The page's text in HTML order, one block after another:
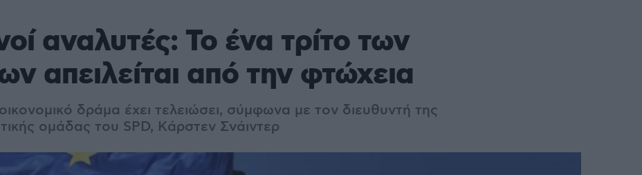
αναλυτές: Το ένα τρίτο των
απειλείται από την φτώχεια
δράμα έχει τελειώσει, σύμφωνα με τον διευθυντή της
ομάδας του SPD, Kάρστεν Σνάιντερ